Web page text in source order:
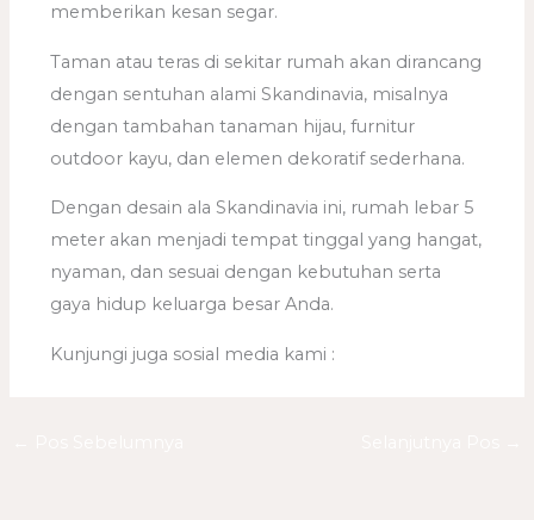
memberikan kesan segar.
Taman atau teras di sekitar rumah akan dirancang
dengan sentuhan alami Skandinavia, misalnya
dengan tambahan tanaman hijau, furnitur
outdoor kayu, dan elemen dekoratif sederhana.
Dengan desain ala Skandinavia ini, rumah lebar 5
meter akan menjadi tempat tinggal yang hangat,
nyaman, dan sesuai dengan kebutuhan serta
gaya hidup keluarga besar Anda.
Kunjungi juga sosial media kami :